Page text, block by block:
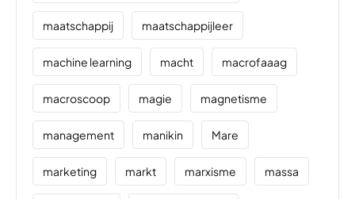
maatschappij maatschappijleer
machine learning macht macrofaaag
macroscoop magie magnetisme
management manikin Mare
marketing markt marxisme massa